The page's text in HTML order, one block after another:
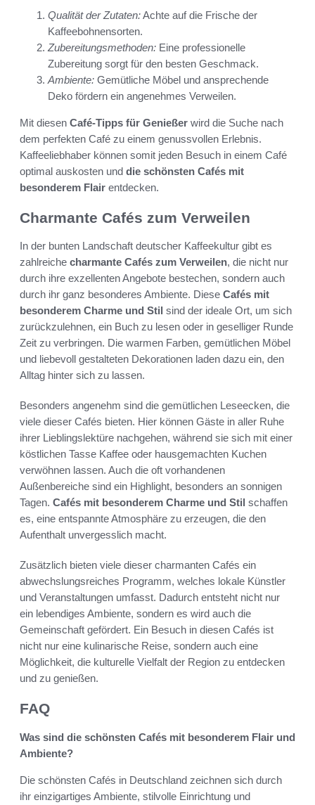
Qualität der Zutaten:Achte auf die Frische der
Kaffeebohnensorten.
Zubereitungsmethoden: Eine professionelle
Zubereitung sorgt für den besten Geschmack.
Ambiente: Gemütliche Möbel und ansprechende
Deko fördern ein angenehmes Verweilen.
Mit diesen Café-Tipps für Genießer wird die Suche nach
dem perfekten Café zu einem genussvollen Erlebnis.
Kaffeeliebhaber können somit jeden Besuch in einem Café
optimal auskosten und die schönsten Cafés mit
besonderem Flair entdecken.
Charmante Cafés zum Verweilen
In der bunten Landschaft deutscher Kaffeekultur gibt es
zahlreiche charmante Cafés zum Verweilen, die nicht nur
durch ihre exzellenten Angebote bestechen, sondern auch
durch ihr ganz besonderes Ambiente. Diese Cafés mit
besonderem Charme und Stil sind der ideale Ort, um sich
zurückzulehnen, ein Buch zu lesen oder in geselliger Runde
Zeit zu verbringen. Die warmen Farben, gemütlichen Möbel
und liebevoll gestalteten Dekorationen laden dazu ein, den
Alltag hinter sich zu lassen.
Besonders angenehm sind die gemütlichen Leseecken, die
viele dieser Cafés bieten. Hier können Gäste in aller Ruhe
ihrer Lieblingslektüre nachgehen, während sie sich mit einer
köstlichen Tasse Kaffee oder hausgemachten Kuchen
verwöhnen lassen. Auch die oft vorhandenen
Außenbereiche sind ein Highlight, besonders an sonnigen
Tagen. Cafés mit besonderem Charme und Stil schaffen
es, eine entspannte Atmosphäre zu erzeugen, die den
Aufenthalt unvergesslich macht.
Zusätzlich bieten viele dieser charmanten Cafés ein
abwechslungsreiches Programm, welches lokale Künstler
und Veranstaltungen umfasst. Dadurch entsteht nicht nur
ein lebendiges Ambiente, sondern es wird auch die
Gemeinschaft gefördert. Ein Besuch in diesen Cafés ist
nicht nur eine kulinarische Reise, sondern auch eine
Möglichkeit, die kulturelle Vielfalt der Region zu entdecken
und zu genießen.
FAQ
Was sind die schönsten Cafés mit besonderem Flair und
Ambiente?
Die schönsten Cafés in Deutschland zeichnen sich durch
ihr einzigartiges Ambiente, stilvolle Einrichtung und